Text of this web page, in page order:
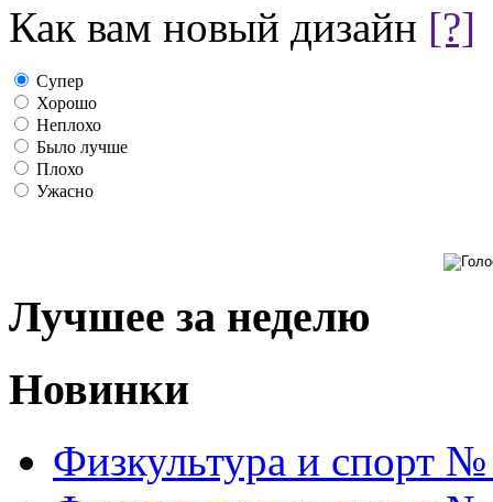
Как вам новый дизайн [?]
Супер
Хорошо
Неплохо
Было лучше
Плохо
Ужасно
Лучшее за неделю
Новинки
Физкультура и спорт